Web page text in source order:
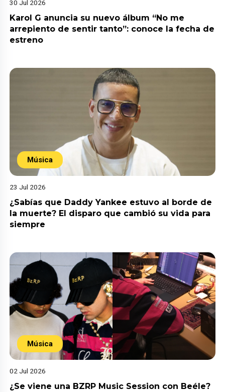
30 Jul 2026
Karol G anuncia su nuevo álbum “No me
arrepiento de sentir tanto”: conoce la fecha de
estreno
Música
23 Jul 2026
¿Sabías que Daddy Yankee estuvo al borde de
la muerte? El disparo que cambió su vida para
siempre
Música
02 Jul 2026
¿Se viene una BZRP Music Session con Beéle?